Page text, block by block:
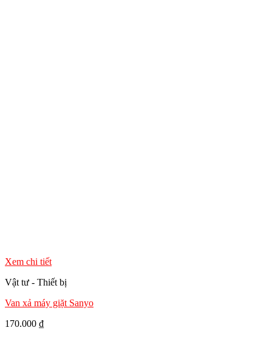
Xem chi tiết
Vật tư - Thiết bị
Van xả máy giặt Sanyo
170.000 ₫